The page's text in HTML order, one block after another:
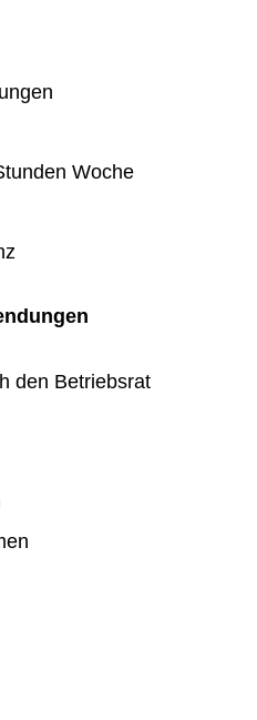
Woche
den Betriebsrat